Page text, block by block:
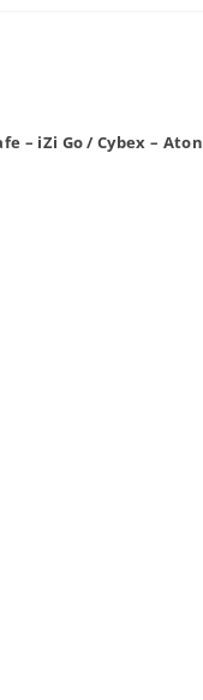
– iZi Go / Cybex – Aton